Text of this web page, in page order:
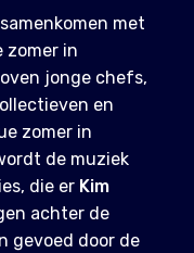
met
zomer in
jonge chefs,
en
zomer in
de muziek
die er Kim
achter de
gevoed door de